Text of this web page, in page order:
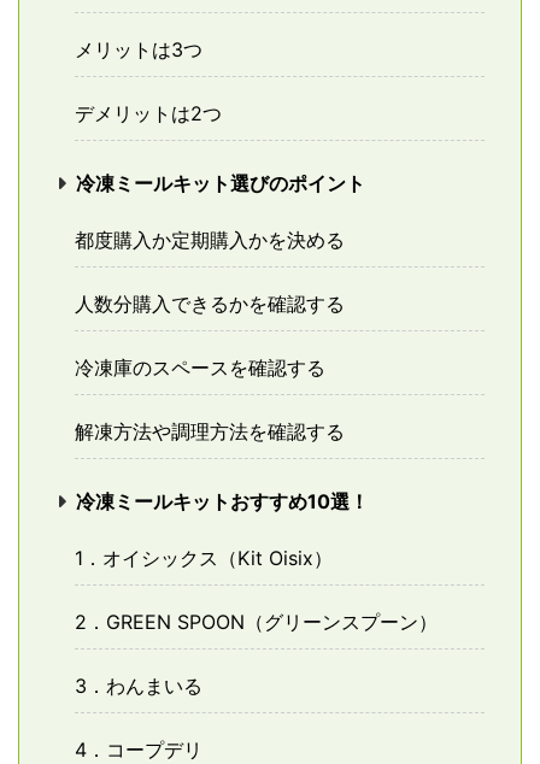
メリットは3つ
デメリットは2つ
冷凍ミールキット選びのポイント
都度購入か定期購入かを決める
人数分購入できるかを確認する
冷凍庫のスペースを確認する
解凍方法や調理方法を確認する
冷凍ミールキットおすすめ10選！
1．オイシックス（Kit Oisix）
2．GREEN SPOON（グリーンスプーン）
3．わんまいる
4．コープデリ